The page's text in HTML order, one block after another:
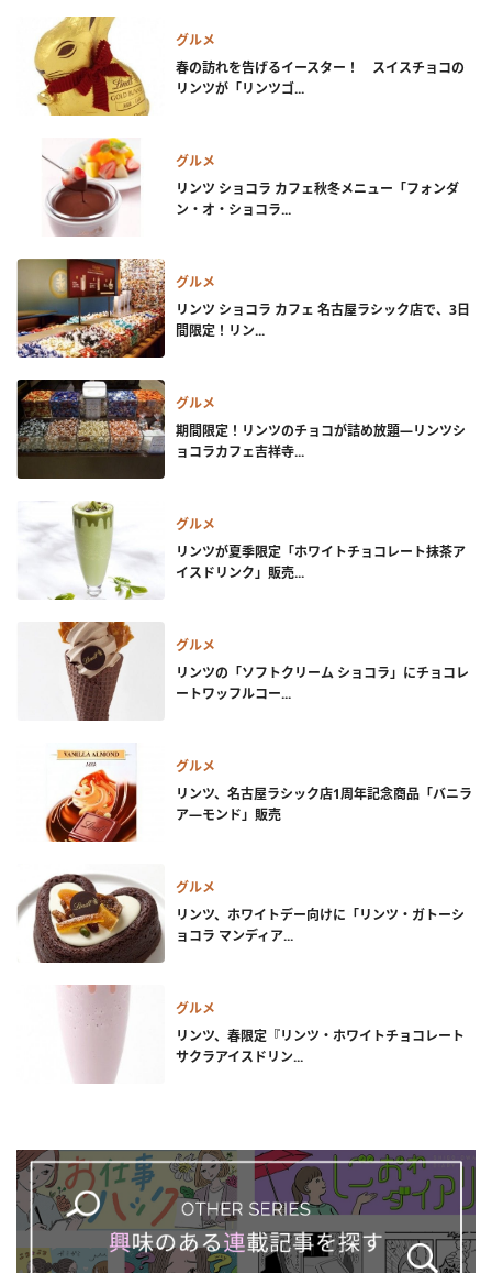
グルメ
春の訪れを告げるイースター！ スイスチョコの
リンツが「リンツゴ...
グルメ
リンツ ショコラ カフェ秋冬メニュー「フォンダ
ン・オ・ショコラ...
グルメ
リンツ ショコラ カフェ 名古屋ラシック店で、3日
間限定！リン...
グルメ
期間限定！リンツのチョコが詰め放題―リンツシ
ョコラカフェ吉祥寺...
グルメ
リンツが夏季限定「ホワイトチョコレート抹茶ア
イスドリンク」販売...
グルメ
リンツの「ソフトクリーム ショコラ」にチョコレ
ートワッフルコー...
グルメ
リンツ、名古屋ラシック店1周年記念商品「バニラ
ア―モンド」販売
グルメ
リンツ、ホワイトデー向けに「リンツ・ガトーシ
ョコラ マンディア...
グルメ
リンツ、春限定『リンツ・ホワイトチョコレート
サクラアイスドリン...